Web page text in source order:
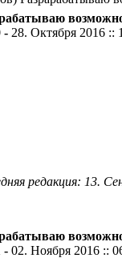
- 28. Октября 2016 ::
редакция: 13.
- 02. Ноября 2016 ::